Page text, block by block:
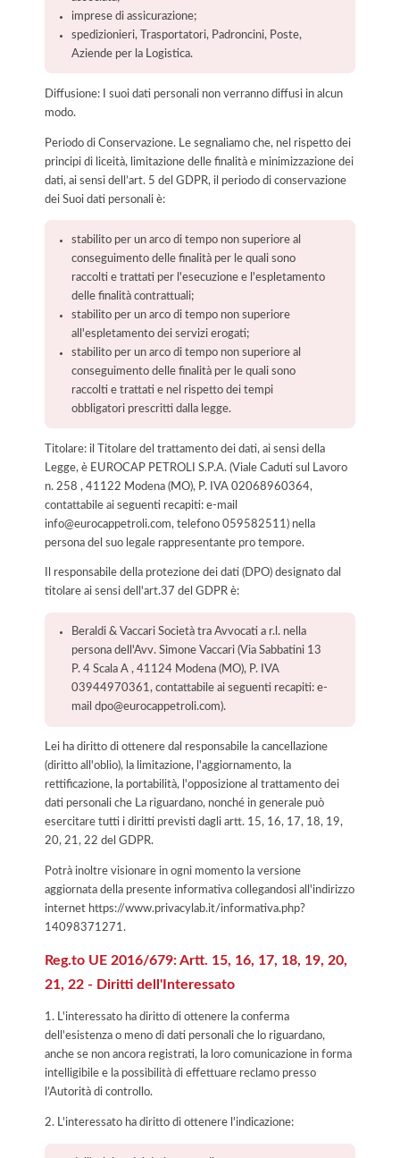
imprese di assicurazione;
spedizionieri, Trasportatori, Padroncini, Poste,
Aziende per la Logistica.
Diffusione: I suoi dati personali non verranno diffusi in alcun
modo.
Periodo di Conservazione. Le segnaliamo che, nel rispetto dei
principi di liceità, limitazione delle finalità e minimizzazione dei
dati, ai sensi dell’art. 5 del GDPR, il periodo di conservazione
dei Suoi dati personali è:
stabilito per un arco di tempo non superiore al
conseguimento delle finalità per le quali sono
raccolti e trattati per l'esecuzione e l'espletamento
delle finalità contrattuali;
stabilito per un arco di tempo non superiore
all'espletamento dei servizi erogati;
stabilito per un arco di tempo non superiore al
conseguimento delle finalità per le quali sono
raccolti e trattati e nel rispetto dei tempi
obbligatori prescritti dalla legge.
Titolare: il Titolare del trattamento dei dati, ai sensi della
Legge, è EUROCAP PETROLI S.P.A. (Viale Caduti sul Lavoro
n. 258 , 41122 Modena (MO), P. IVA 02068960364,
contattabile ai seguenti recapiti: e-mail
info@eurocappetroli.com, telefono 059582511) nella
persona del suo legale rappresentante pro tempore.
Il responsabile della protezione dei dati (DPO) designato dal
titolare ai sensi dell'art.37 del GDPR è:
Beraldi & Vaccari Società tra Avvocati a r.l. nella
persona dell'Avv. Simone Vaccari (Via Sabbatini 13
P. 4 Scala A , 41124 Modena (MO), P. IVA
03944970361, contattabile ai seguenti recapiti: e-
mail dpo@eurocappetroli.com).
Lei ha diritto di ottenere dal responsabile la cancellazione
(diritto all'oblio), la limitazione, l'aggiornamento, la
rettificazione, la portabilità, l'opposizione al trattamento dei
dati personali che La riguardano, nonché in generale può
esercitare tutti i diritti previsti dagli artt. 15, 16, 17, 18, 19,
20, 21, 22 del GDPR.
Potrà inoltre visionare in ogni momento la versione
aggiornata della presente informativa collegandosi all'indirizzo
internet https://www.privacylab.it/informativa.php?
14098371271 .
Reg.to UE 2016/679: Artt. 15, 16, 17, 18, 19, 20,
21, 22 - Diritti dell'Interessato
1. L'interessato ha diritto di ottenere la conferma
dell'esistenza o meno di dati personali che lo riguardano,
anche se non ancora registrati, la loro comunicazione in forma
intelligibile e la possibilità di effettuare reclamo presso
l’Autorità di controllo.
2. L'interessato ha diritto di ottenere l'indicazione: